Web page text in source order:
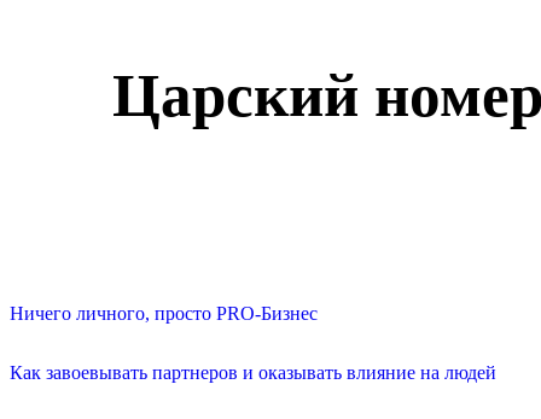
Царский
Ничего личного, просто PRO-Бизнес
Как завоевывать партнеров и оказывать влияние на людей